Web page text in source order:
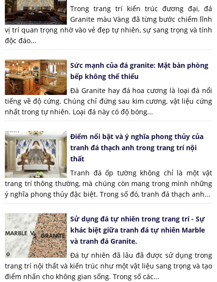
Trong trang trí kiến trúc đương đại, đá
Granite màu Vàng đã từng bước chiếm lĩnh
vị trí quan trọng nhờ vào vẻ đẹp tự nhiên, sự sang trọng và tính
độc đáo...
Sức mạnh của đá granite: Mặt bàn phòng
bếp không thể thiếu
Đá Granite hay đá hoa cương là loại đá nổi
tiếng về độ cứng. Chúng chỉ đứng sau kim cương, vật liệu cứng
nhất trong tự nhiên. Loại đá này có độ bóng...
Điểm nổi bật và ý nghĩa phong thủy của
tranh đá thạch anh trong trang trí nội
thất
Tranh đá ốp tường không chỉ là một vật
trang trí thông thường, mà chúng còn mang trong mình những
ý nghĩa phong thủy đặc biệt. Trong số đó, tranh đá thạch anh...
Sử dụng đá tự nhiên trong trang trí - Sự
khác biệt giữa tranh đá tự nhiên Marble
và tranh đá Granite.
Đá tự nhiên đã lâu đã được sử dụng trong
trang trí nội thất và kiến trúc như một vật liệu sang trọng và tạo
điểm nhấn cho không gian sống. Trong số các...